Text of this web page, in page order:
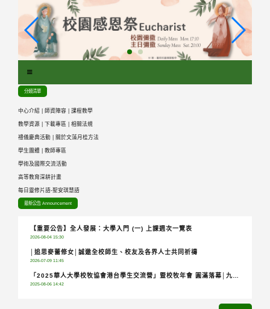
分類清單
中心介紹 師資陣容 課程教學
教學資源 下載專區 相關法規
禮儀慶典活動 關於文藻月桂方法
學生團體 教師專區
學術及國際交流活動
高等教育深耕計畫
每日靈修片語-聖安琪慧語
最新公告 Announcement
【重要公告】全人發展：大學入門 (一) 上課週次一覽表
2026-08-04 15:30
│追思麥蕾修女│誠邀全校師生、校友及各界人士共同祈禱
2026-07-09 11:45
「2025華人大學校牧協會港台學生交流營」暨校牧年會 圓滿落幕│九校
2025-08-06 14:42